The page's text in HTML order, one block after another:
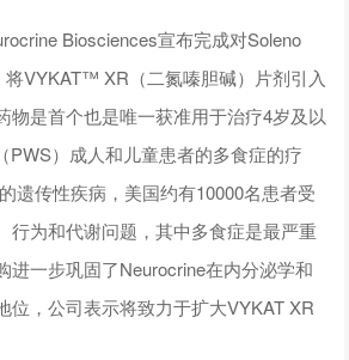
Biosciences宣布完成对Soleno
将VYKAT™ XR（二氮嗪胆碱）片剂引入
物是首个也是唯一获准用于治疗4岁及以
PWS）成人和儿童患者的多食症的疗
遗传性疾病，美国约有10000名患者受
行为和代谢问题，其中多食症是最严重
进一步巩固了Neurocrine在内分泌学和
位，公司表示将致力于扩大VYKAT XR